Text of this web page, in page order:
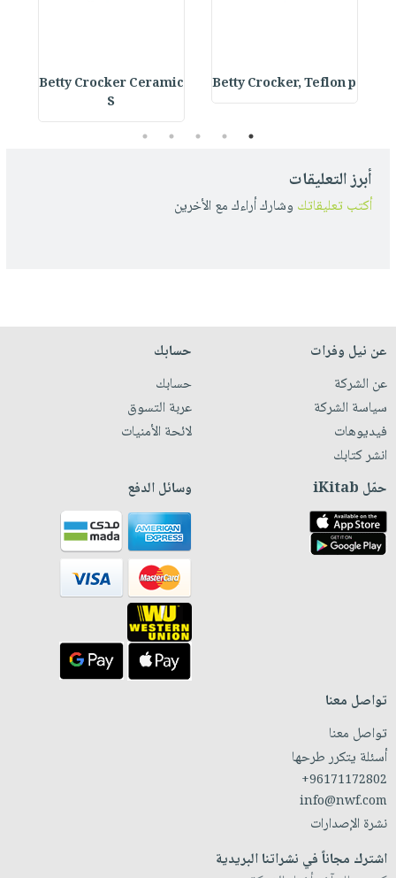
Betty Crocker, Teflon p
Betty Crocker Ceramic
S
1
2
3
4
5
أبرز التعليقات
أكتب تعليقاتك وشارك أراءك مع الأخرين
عن نيل وفرات
عن الشركة
سياسة الشركة
فيديوهات
انشر كتابك
حسابك
حسابك
عربة التسوق
لائحة الأمنيات
حمّل iKitab وسائل الدفع
تواصل معنا
تواصل معنا
أسئلة يتكرر طرحها
+96171172802
info@nwf.com
نشرة الإصدارات
اشترك مجاناً في نشراتنا البريدية